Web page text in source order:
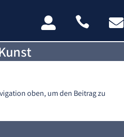
  
oben, um den Beitrag zu